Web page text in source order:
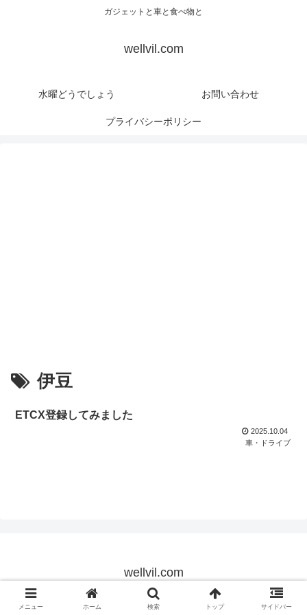
ガジェットと車と食べ物と
wellvil.com
水曜どうでしょう お問い合わせ
プライバシーポリシー
伊豆
ETCX登録してみました
2025.10.04
車・ドライブ
wellvil.com
© 2021 wellvil.com.
メニュー ホーム 検索 トップ サイドバー